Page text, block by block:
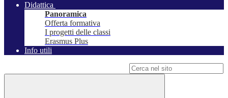
Didattica
Panoramica
Offerta formativa
I progetti delle classi
Erasmus Plus
Info utili